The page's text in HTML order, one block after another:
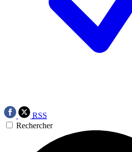
RSS
Rechercher